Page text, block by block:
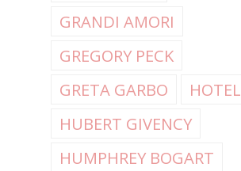
GRANDI AMORI
GREGORY PECK
GRETA GARBO
HOTEL
HUBERT GIVENCY
HUMPHREY BOGART